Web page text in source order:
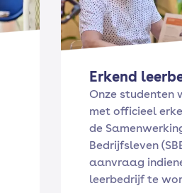
Erkend
Onze studenten
met officieel
de
Bedrijfsleven
aanvraag
leerbedrijf te